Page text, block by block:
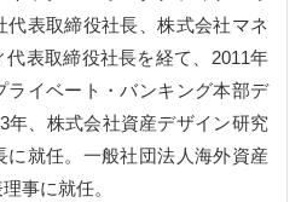
代表取締役社長、株式会社マネ
代表取締役社長を経て、2011年
ライベート・バンキング本部デ
年、株式会社資産デザイン研究
に就任。一般社団法人海外資産
事に就任。